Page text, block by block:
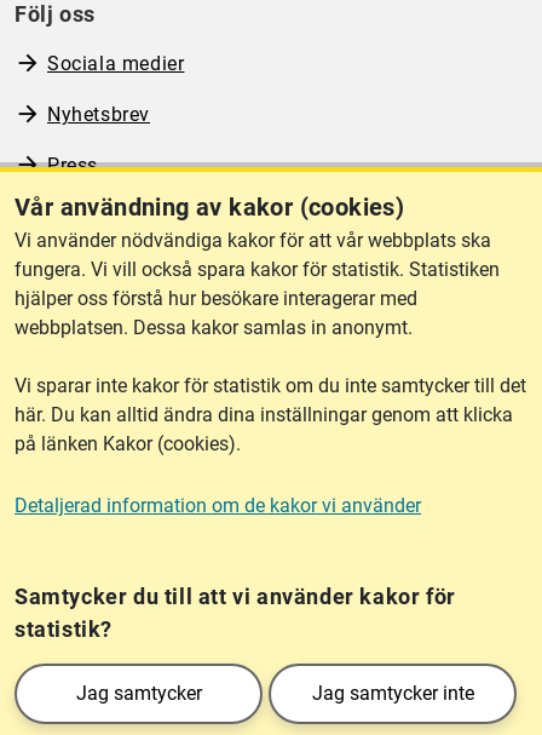
Vår användning av kakor (cookies)
Vi använder nödvändiga kakor för att vår webbplats ska
fungera. Vi vill också spara kakor för statistik. Statistiken
hjälper oss förstå hur besökare interagerar med
webbplatsen. Dessa kakor samlas in anonymt.
Vi sparar inte kakor för statistik om du inte samtycker till det
här. Du kan alltid ändra dina inställningar genom att klicka
på länken Kakor (cookies).
Detaljerad information om de kakor vi använder
Samtycker du till att vi använder kakor för
statistik?
Jag samtycker Jag samtycker inte
Följ oss
Sociala medier
Nyhetsbrev
Press
RSS
Om webbplatsen
Tillgänglighet
Other languages
Kakor (cookies)
Lantmäteriet är den myndighet som kartlägger Sverige. Till våra uppgifter hör
också att registrera och säkra ägandet av alla fastigheter samt hantera deras